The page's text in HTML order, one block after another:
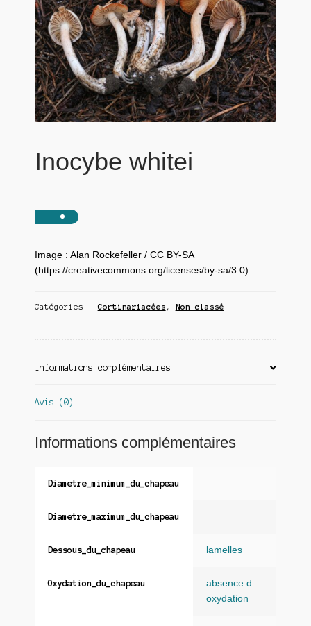
Inocybe whitei
Image : Alan Rockefeller / CC BY-SA
(https://creativecommons.org/licenses/by-sa/3.0)
Catégories :Cortinariacées , Non classé
Informations complémentaires
Avis (0)
Informations complémentaires
Diametre_minimum_du_chapeau
Diametre_maximum_du_chapeau
Dessous_du_chapeau lamelles
Oxydation_du_chapeau
absence d
oxydation